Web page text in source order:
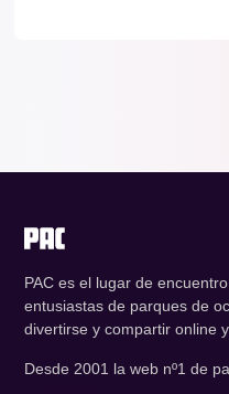
PAC es el lugar de
entusiastas de parques de
divertirse y compartir online
Desde 2001 la web nº1 de